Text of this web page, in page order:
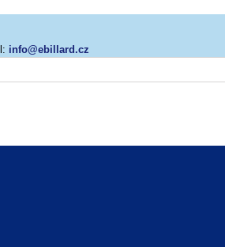
info@ebillard.cz